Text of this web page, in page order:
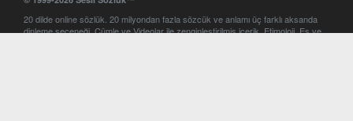
20 dilde online sözlük. 20 milyondan fazla sözcük ve anlamı üç farklı aksanda
dinleme seçeneği. Cümle ve Videolar ile zenginleştirilmiş içerik. Etimoloji, Eş ve